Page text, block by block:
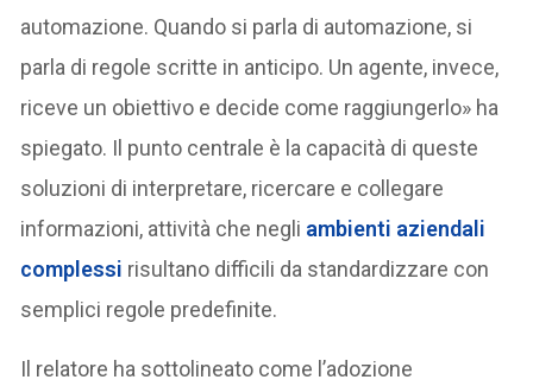
automazione. Quando si parla di automazione, si
parla di regole scritte in anticipo. Un agente, invece,
riceve un obiettivo e decide come raggiungerlo» ha
spiegato. Il punto centrale è la capacità di queste
soluzioni di interpretare, ricercare e collegare
informazioni, attività che negli ambienti aziendali
complessi risultano difficili da standardizzare con
semplici regole predefinite.
Il relatore ha sottolineato come l’adozione